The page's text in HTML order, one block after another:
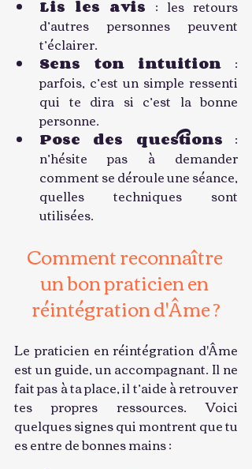
Lis les avis : les retours
d’autres personnes peuvent
t’éclairer.
Sens ton intuition :
parfois, c’est un simple ressenti
qui te dira si c’est la bonne
personne.
Pose des questions :
n’hésite pas à demander
comment se déroule une séance,
quelles techniques sont
utilisées.
Comment reconnaître
un bon praticien en
réintégration d'Âme ?
Le praticien en réintégration d'Âme
est un guide, un accompagnant. Il ne
fait pas à ta place, il t’aide à retrouver
tes propres ressources. Voici
quelques signes qui montrent que tu
es entre de bonnes mains :